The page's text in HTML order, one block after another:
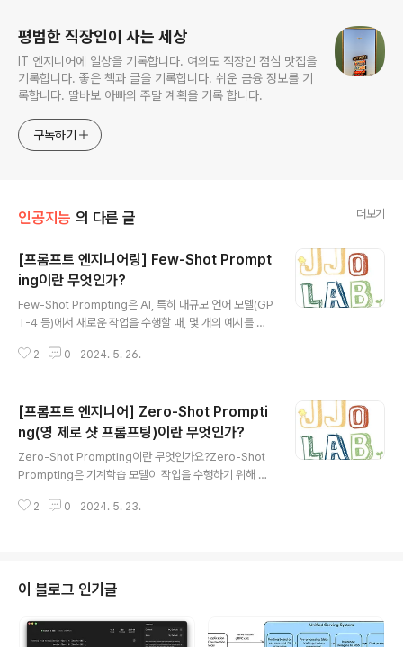
평범한 직장인이 사는 세상
IT 엔지니어에 일상을 기록합니다. 여의도 직장인 점심 맛집을
기록합니다. 좋은 책과 글을 기록합니다. 쉬운 금융 정보를 기
록합니다. 딸바보 아빠의 주말 계획을 기록 합니다.
구독하기
인공지능 의 다른 글 더보기
[프롬프트 엔지니어링] Few-Shot Prompt
ing이란 무엇인가?
Few-Shot Prompting은 AI, 특히 대규모 언어 모델(GP
T-4 등)에서 새로운 작업을 수행할 때, 몇 개의 예시를 제
는 기법입니다. 이 방법은 모델이 특정 작업을 배우기 위해
Prompting은 다음과 같은 경우에 유용합니다:빠른 학습:
모델이 새로운 작업에 대해 빠르게 적응해야 할 때.적은 데
이터: 많은 예시를 제공할 수 없는 상황에서 유용.일관성 유
지: 모델이 특정 스타일이나 형식을 일관되게 유지해야 할
때.Few-Shot Prompting의 구조Few-Shot Prompti
ng은 일반적으로 다음과 같은 구조를 ..
2 0 2024. 5. 26.
[프롬프트 엔지니어] Zero-Shot Prompti
ng(영 제로 샷 프롬프팅)이란 무엇인가?
Zero-Shot Prompting이란 무엇인가요?Zero-Shot
Prompting은 기계학습 모델이 작업을 수행하기 위해 특
에, 모델에게 작업을 수행하는 방법에 대한 지침 또는 프롬
하는 방식으로 작동합니다. 이 프롬프트는 일반적으로 작
업에 대한 설명이나 명령, 질문 등의 형태를 가지며, 모델은
이를 해석하여 작업을 수행하고 결과를 생성합니다.어떤
작업에 적용될 수 있나요?Zero-Shot Prompting은 다
2 0 2024. 5. 23.
이 블로그 인기글